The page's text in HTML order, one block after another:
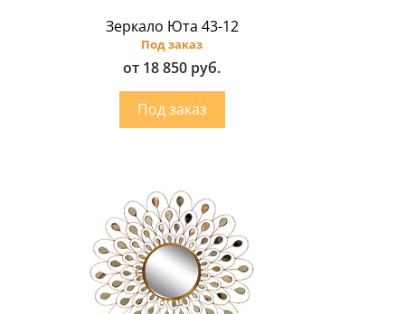
Зеркало Юта 43-12
Под заказ
от 18 850 руб.